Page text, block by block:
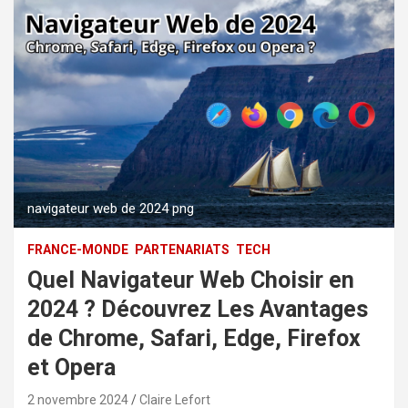
navigateur web de 2024 png
FRANCE-MONDE PARTENARIATS TECH
Quel Navigateur Web Choisir en
2024 ? Découvrez Les Avantages
de Chrome, Safari, Edge, Firefox
et Opera
2 novembre 2024 Claire Lefort